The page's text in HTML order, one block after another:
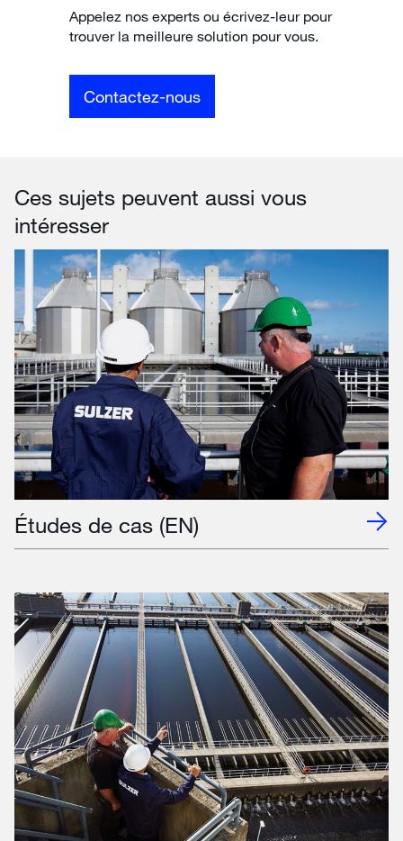
Appelez nos experts ou écrivez-leur pour
trouver la meilleure solution pour vous.
Contactez-nous
Ces sujets peuvent aussi vous
intéresser
Études de cas (EN)